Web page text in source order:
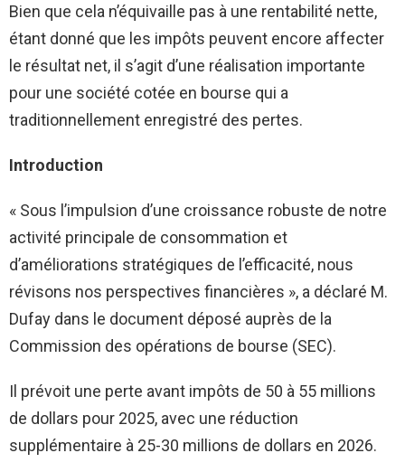
Bien que cela n’équivaille pas à une rentabilité nette,
étant donné que les impôts peuvent encore affecter
le résultat net, il s’agit d’une réalisation importante
pour une société cotée en bourse qui a
traditionnellement enregistré des pertes.
Introduction
« Sous l’impulsion d’une croissance robuste de notre
activité principale de consommation et
d’améliorations stratégiques de l’efficacité, nous
révisons nos perspectives financières », a déclaré M.
Dufay dans le document déposé auprès de la
Commission des opérations de bourse (SEC).
Il prévoit une perte avant impôts de 50 à 55 millions
de dollars pour 2025, avec une réduction
supplémentaire à 25-30 millions de dollars en 2026.